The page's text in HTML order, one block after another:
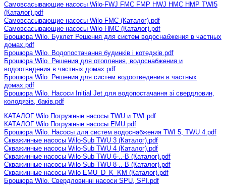
Самовсасывающие насосы Wilo-FWJ FMC FMP HWJ HMC HMP TWI5
(Каталог).pdf
Самовсасывающие насосы Wilo FMC (Каталог).pdf
Самовсасывающие насосы Wilo HMC (Каталог).pdf
Брошюра Wilo. Буклет Решения для систем водоснабжения в частных
домах.pdf
Брошюра Wilo. Водопостачання будинків і котеджів.pdf
Брошюра Wilo. Решения для отопления, водоснабжения и
водоотведения в частных домах.pdf
Брошюра Wilo. Решения для систем водоотведения в частных
домах.pdf
Брошюра Wilo. Насоси Initial Jet для водопостачання зі свердловин,
колодязів, баків.pdf
КАТАЛОГ Wilo Погружные насосы TWU и TWI.pdf
КАТАЛОГ Wilo Погружные насосы EMU.pdf
Брошюра Wilo. Насосы для систем водоснабжения TWI 5, TWU 4.pdf
Скважинные насосы Wilo-Sub TWU 3 (Каталог).pdf
Скважинные насосы Wilo-Sub TWU 4 (Каталог).pdf
Скважинные насосы Wilo-Sub TWU 6-..-B (Каталог).pdf
Скважинные насосы Wilo-Sub TWU 8-..-B (Каталог).pdf
Скважинные насосы Wilo EMU_D_K_KM (Каталог).pdf
Брошюра Wilo. Свердловинні насоси SPU, SPI.pdf